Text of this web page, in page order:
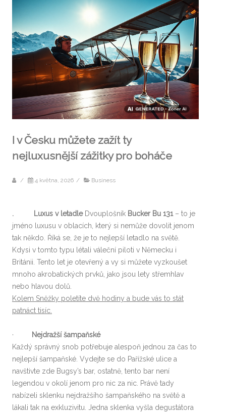
I v Česku můžete zažít ty
nejluxusnější zážitky pro boháče
/ 4 května, 2026 / Business
. Luxus v letadle Dvouplošník Bucker Bu 131 – to je
jméno luxusu v oblacích, který si nemůže dovolit jenom
tak někdo. Říká se, že je to nejlepší letadlo na světě.
Kdysi v tomto typu létali váleční piloti v Německu i
Británii. Tento let je otevřený a vy si můžete vyzkoušet
mnoho akrobatických prvků, jako jsou lety střemhlav
nebo hlavou dolů.
Kolem Sněžky poletíte dvě hodiny a bude vás to stát
patnáct tisíc.
·
Nejdražší šampaňské
Každý správný snob potřebuje alespoň jednou za čas to
nejlepší šampaňské. Vydejte se do Pařížské ulice a
navštivte zde Bugsy’s bar, ostatně, tento bar není
legendou v okolí jenom pro nic za nic. Právě tady
nabízeli sklenku nejdražšího šampaňského na světě a
lákali tak na exkluzivitu. Jedna sklenka vyšla degustátora